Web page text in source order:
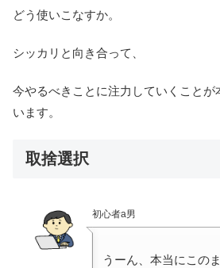
どう使いこなすか。
シッカリと向き合って、
今やるべきことに注力していくことが
います。
取捨選択
初心者a男
うーん、本当にこの